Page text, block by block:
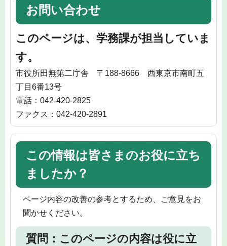
お問い合わせ
このページは、学務課が担当していま
す。
市役所田無第二庁舎 〒188-8666 西東京市南町五
丁目6番13号
電話：042-420-2825
ファクス：042-420-2891
この情報は皆さまのお役に立ち
ましたか？
ページ内容の改善の参考とするため、ご意見をお
聞かせください。
質問：このページの内容は役に立